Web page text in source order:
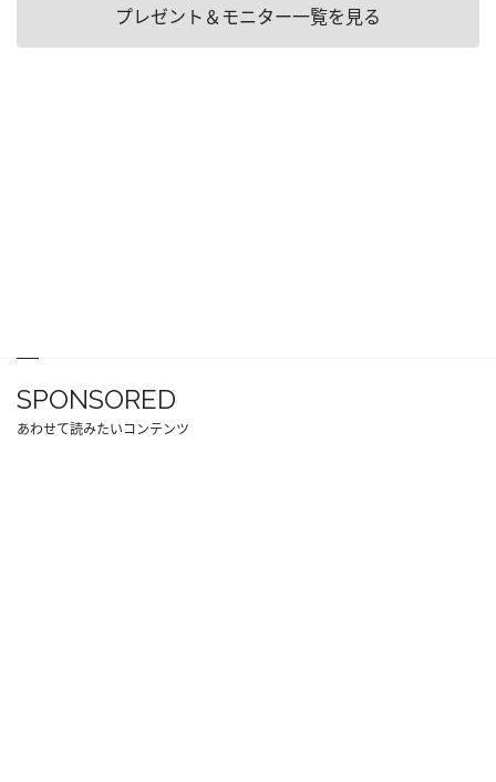
プレゼント＆モニター一覧を見る
SPONSORED
あわせて読みたいコンテンツ